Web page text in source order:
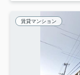
賃貸マンション